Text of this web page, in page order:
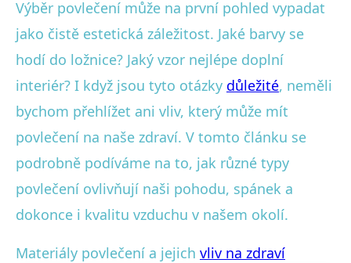
zdraví?
24. 1. 2026· 4 min čtení · Autor: Lukáš Sedláček
Výběr povlečení může na první pohled vypadat
jako čistě estetická záležitost. Jaké barvy se
hodí do ložnice? Jaký vzor nejlépe doplní
interiér? I když jsou tyto otázky důležité, neměli
bychom přehlížet ani vliv, který může mít
povlečení na naše zdraví. V tomto článku se
podrobně podíváme na to, jak různé typy
povlečení ovlivňují naši pohodu, spánek a
dokonce i kvalitu vzduchu v našem okolí.
Materiály povlečení a jejich vliv na zdraví